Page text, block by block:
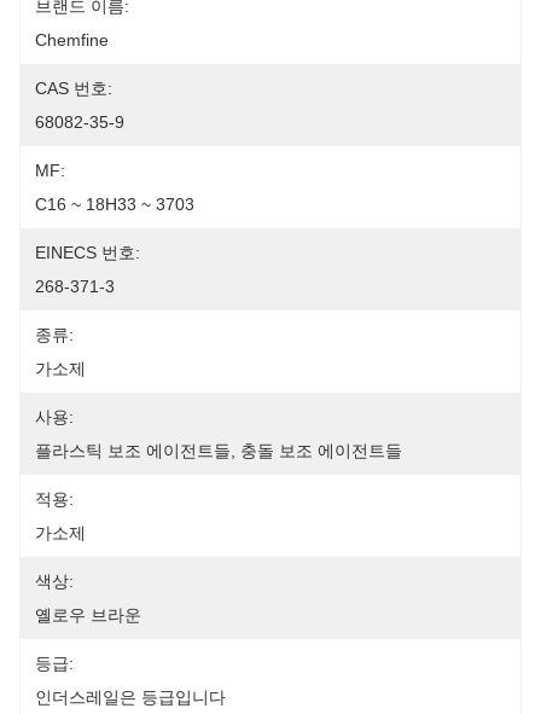
브랜드 이름:
Chemfine
CAS 번호:
68082-35-9
MF:
C16 ~ 18H33 ~ 3703
EINECS 번호:
268-371-3
종류:
가소제
사용:
플라스틱 보조 에이전트들, 충돌 보조 에이전트들
적용:
가소제
색상:
옐로우 브라운
등급:
인더스레일은 등급입니다